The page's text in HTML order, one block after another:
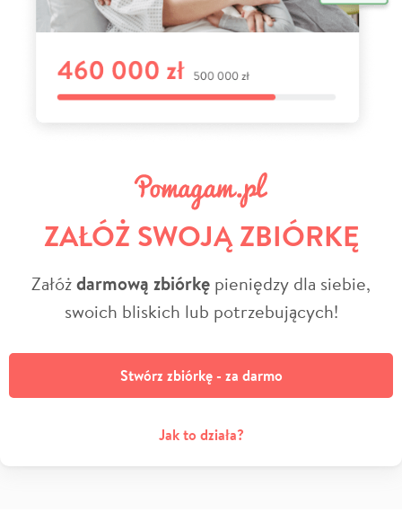
ZAŁÓŻ SWOJĄ ZBIÓRKĘ
Załóżdarmową zbiórkę pieniędzy dla siebie,
swoich bliskich lub potrzebujących!
Stwórz zbiórkę - za darmo
Jak to działa?